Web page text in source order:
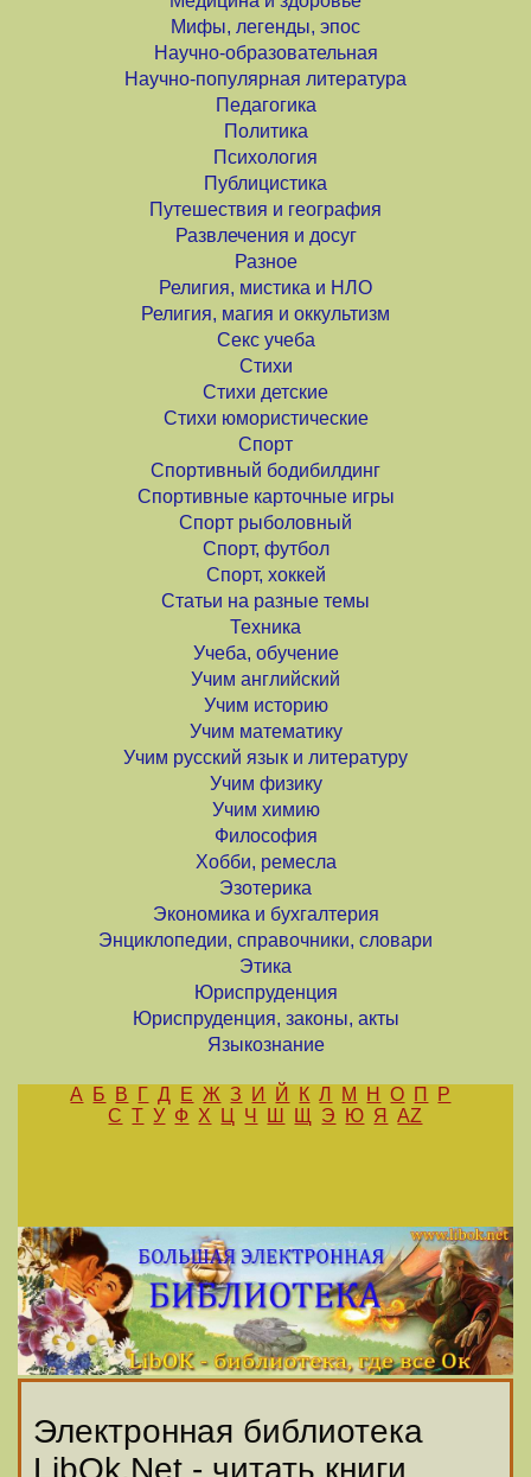
Мифы, легенды, эпос
Научно-образовательная
Научно-популярная литература
Педагогика
Политика
Психология
Публицистика
Путешествия и география
Развлечения и досуг
Разное
Религия, мистика и НЛО
Религия, магия и оккультизм
Секс учеба
Стихи
Стихи детские
Стихи юмористические
Спорт
Спортивный бодибилдинг
Спортивные карточные игры
Спорт рыболовный
Спорт, футбол
Спорт, хоккей
Статьи на разные темы
Техника
Учеба, обучение
Учим английский
Учим историю
Учим математику
Учим русский язык и литературу
Учим физику
Учим химию
Философия
Хобби, ремесла
Эзотерика
Экономика и бухгалтерия
Энциклопедии, справочники, словари
Этика
Юриспруденция
Юриспруденция, законы, акты
Языкознание
А Б В Г Д Е Ж З И Й К Л М Н О П
Р
С Т У Ф Х Ц Ч Ш Щ Э Ю Я AZ
Электронная библиотека